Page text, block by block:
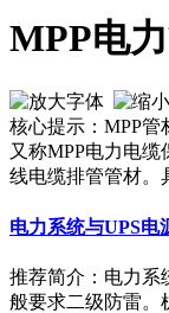
MPP电
核心提示：MPP
又称MPP电力电
线电缆排管管材。
电力系统与UPS电
推荐简介：电力系
般要求二级防雷。